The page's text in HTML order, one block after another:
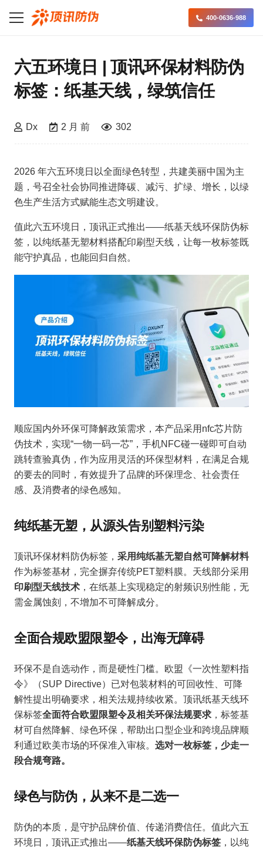
400-0636-988
六五环境日 | 顶讯环保材料防伪
标签：纸基天线，绿筑信任
Dx 2 月 前 302
2026 年六五环境日以全面绿色转型，共建美丽中国为主
题，号召全社会协同推进降碳、减污、扩绿、增长，以绿
色生产生活方式赋能生态文明建设。
值此六五环境日，顶讯正式推出——纸基天线环保防伪标
签，以纯纸基无塑材料搭配印刷型天线，让每一枚标签既
能守护真品，也能回归自然。
顺应国内外环保可降解政策需求，本产品采用nfc芯片防
伪技术，实现“一物一码一芯”，手机NFC碰一碰即可自动
跳转查验真伪，作为应用灵活的环保型材料，在满足合规
的要去的同时，有效提升了品牌的环保理念、社会责任
感、及消费者的绿色感知。
纯纸基无塑，从源头告别塑料污染
顶讯环保材料防伪标签， 采用纯纸基无塑自然可降解材料
作为标签基材，完全摒弃传统PET塑料膜。天线部分采用
印刷型天线技术 ，在纸基上实现稳定的射频识别性能，无
需金属蚀刻，不增加不可降解成分。
全面合规欧盟限塑令，出海无障碍
环保不是自选动作，而是硬性门槛。欧盟《一次性塑料指
令》（SUP Directive）已对包装材料的可回收性、可降
解性提出明确要求，相关法规持续收紧。顶讯纸基天线环
保标签全面符合欧盟限塑令及相关环保法规要求 ，标签基
材可自然降解、绿色环保，帮助出口型企业和跨境品牌顺
利通过欧美市场的环保准入审核。 选对一枚标签，少走一
段合规弯路。
绿色与防伪，从来不是二选一
防伪的本质，是守护品牌价值、传递消费信任。值此六五
环境日，顶讯正式推出——纸基天线环保防伪标签 ，以纯